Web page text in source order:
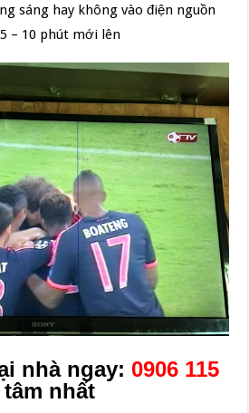
sáng hay không vào điện nguồn
– 10 phút mới lên
nhà ngay: 0906 115
nhất